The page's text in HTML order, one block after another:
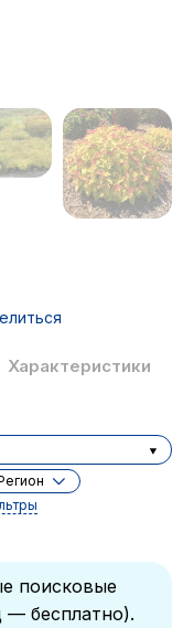
Характеристики
поисковые
— бесплатно).